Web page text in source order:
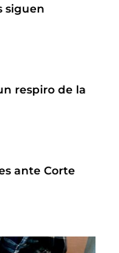
siguen
respiro de la
ante Corte